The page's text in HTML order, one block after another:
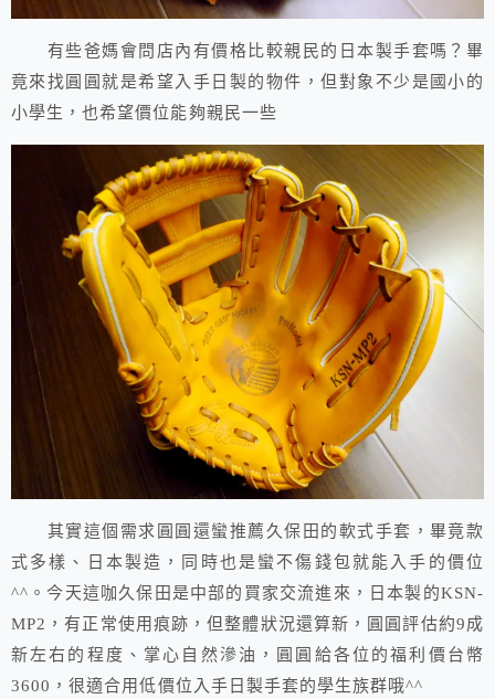
有些爸媽會問店內有價格比較親民的日本製手套嗎？畢
竟來找圓圓就是希望入手日製的物件，但對象不少是國小的
小學生，也希望價位能夠親民一些
其實這個需求圓圓還蠻推薦久保田的軟式手套，畢竟款
式多樣、日本製造，同時也是蠻不傷錢包就能入手的價位
^^。今天這咖久保田是中部的買家交流進來，日本製的KSN-
MP2，有正常使用痕跡，但整體狀況還算新，圓圓評估約9成
新左右的程度、掌心自然滲油，圓圓給各位的福利價台幣
3600，很適合用低價位入手日製手套的學生族群哦^^